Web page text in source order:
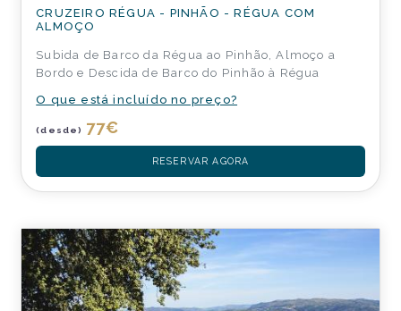
CRUZEIRO RÉGUA - PINHÃO - RÉGUA COM
ALMOÇO
Subida de Barco da Régua ao Pinhão, Almoço a
Bordo e Descida de Barco do Pinhão à Régua
O que está incluído no preço?
(desde) 77€
RESERVAR AGORA